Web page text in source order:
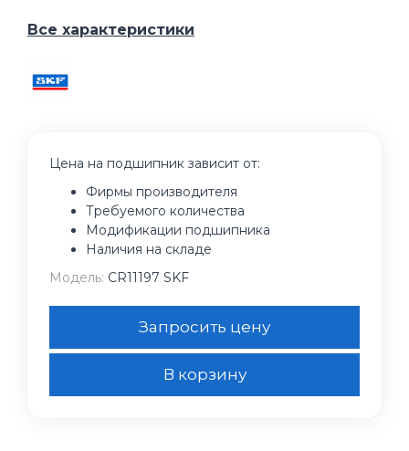
Все характеристики
Цена на подшипник зависит от:
Фирмы производителя
Требуемого количества
Модификации подшипника
Наличия на складе
Модель: CR11197 SKF
Запросить цену
В корзину